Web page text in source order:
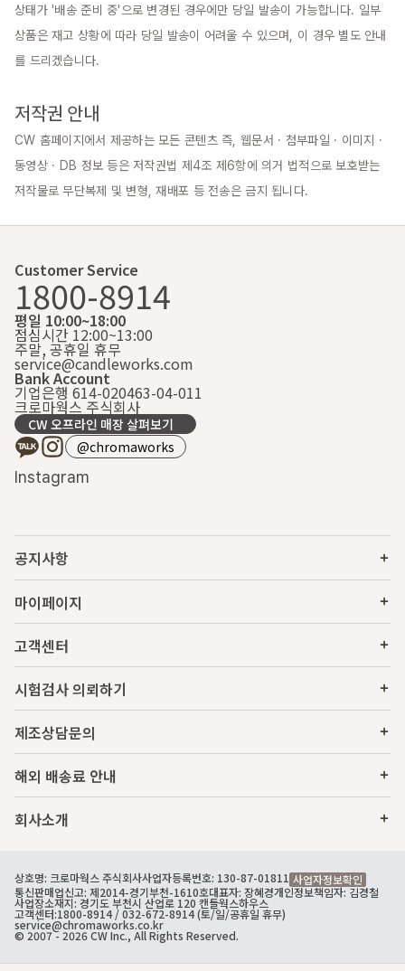
상태가 '배송 준비 중'으로 변경된 경우에만 당일 발송이 가능합니다. 일부
상품은 재고 상황에 따라 당일 발송이 어려울 수 있으며, 이 경우 별도 안내
를 드리겠습니다.
저작권 안내
CW 홈페이지에서 제공하는 모든 콘텐츠 즉, 웹문서 · 첨부파일 · 이미지 ·
동영상 · DB 정보 등은 저작권법 제4조 제6항에 의거 법적으로 보호받는
저작물로 무단복제 및 변형, 재배포 등 전송은 금지 됩니다.
Customer Service
1800-8914
평일 10:00~18:00
점심시간 12:00~13:00
주말, 공휴일 휴무
service@candleworks.com
Bank Account
기업은행 614-020463-04-011
크로마웍스 주식회사
CW 오프라인 매장 살펴보기
@chromaworks
Instagram
공지사항
마이페이지
고객센터
시험검사 의뢰하기
제조상담문의
해외 배송료 안내
회사소개
상호명: 크로마웍스 주식회사사업자등록번호: 130-87-01811 사업자정보확인
통신판매업신고: 제2014-경기부천-1610호대표자: 장혜경개인정보책임자: 김경철
사업장소재지: 경기도 부천시 산업로 120 캔들웍스하우스
고객센터:1800-8914/ 032-672-8914 (토/일/공휴일 휴무)
service@chromaworks.co.kr
© 2007 - 2026 CW Inc., All Rights Reserved.